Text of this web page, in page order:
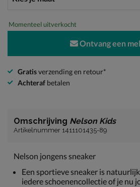
Momenteel uitverkocht
Ontvang een
Gratisverzending en retour*
Achteraf betalen
Omschrijving Nelson Kids
Artikelnummer 1411101435-89
Nelson jongens sneaker
Een sportieve sneaker is
iedere schoenencollectie of je nu